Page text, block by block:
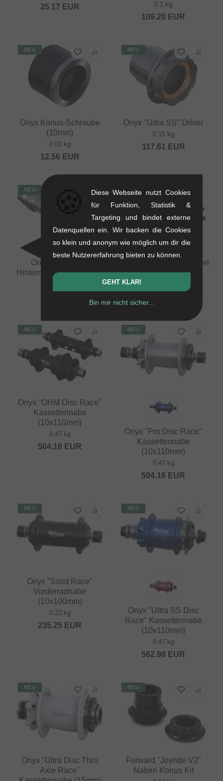
25.17 EUR 0.1 kg
109.20 EUR
NEU
Onyx Konus-Schraube
(10mm)
0.02 kg
12.56 EUR
NEU
Onyx "Ultra SS" Driver
0.15 kg
117.61 EUR
NEU
Onyx "Pro/Ultra"
Hinterrad-Achse (10mm)
NEU
Rennen BMX Race Ritzel
- 14T - Black
NEU
Onyx "OHM Disc Race"
Kassettennabe
(10x110mm)
0.47 kg
504.16 EUR
NEU
Onyx "Pro Disc Race"
Kassettennabe
(10x110mm)
0.47 kg
504.16 EUR
NEU
Onyx "Solid Race"
Vorderradnabe
(10x100mm)
0.23 kg
235.25 EUR
NEU
Onyx "Ultra SS Disc
Race" Kassettennabe
(10x110mm)
0.47 kg
562.98 EUR
NEU
Onyx "Ultra Disc Thru
Axle Race"
NEU
Forward "Joyride V2"
Naben Konus Kit
Diese Webseite nutzt Cookies
für Funktion, Statistik &
Targeting und bindet externe
Datenquellen ein. Wir backen die Cookies
so klein und anonym wie möglich um dir die
beste Nutzererfahrung bieten zu können.
GEHT KLAR!
Bin mir nicht sicher...